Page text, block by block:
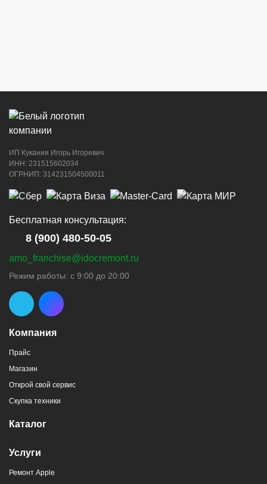
ИП Кукания Игорь Игоревич
ИНН: 231515602034
ОГРНИП: 314231504500011
Компания
Прайс
Магазин
Открой свой сервис
Скупка техники
Каталог
Услуги
Ремонт Apple
Бесплатная консультация:
8 (900) 480-50-05
amo_franchise@idocremont.ru
Режим работы: с 9:00 до 20:00